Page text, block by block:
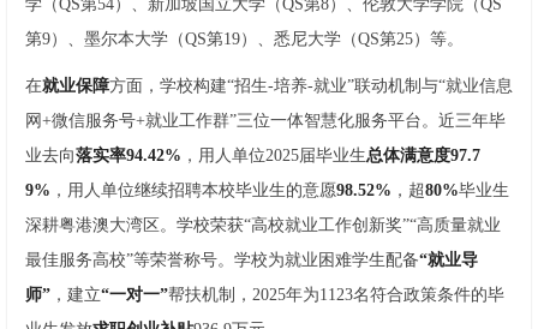
学（QS第54）、新加坡国立大学（QS第8）、伦敦大学学院（QS
第9）、墨尔本大学（QS第19）、悉尼大学（QS第25）等。
在就业保障方面，学校构建“招生-培养-就业”联动机制与“就业信息
网+微信服务号+就业工作群”三位一体智慧化服务平台。近三年毕
业去向落实率94.42% ，用人单位2025届毕业生总体满意度97.7
9% ，用人单位继续招聘本校毕业生的意愿98.52% ，超80%毕业生
深耕粤港澳大湾区。学校荣获“高校就业工作创新奖”“高质量就业
最佳服务高校”等荣誉称号。学校为就业困难学生配备“就业导
师” ，建立“一对一”帮扶机制，2025年为1123名符合政策条件的毕